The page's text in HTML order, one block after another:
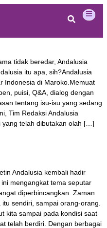
tidak beredar, Andalusia
itu apa, sih?Andalusia
Indonesia di Maroko.Memuat
puisi, Q&A, dialog dengan
tentang isu-isu yang sedang
Tim Redaksi Andalusia
yang telah dibutakan olah […]
Andalusia kembali hadir
mengangkat tema seputar
diperbincangkan. Zaman
sendiri, sampai orang-orang.
kita sampai pada kondisi saat
telah berdiri. Dengan berbagai